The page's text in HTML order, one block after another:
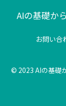
AIの基礎か
お問い合
© 2023 AIの基礎